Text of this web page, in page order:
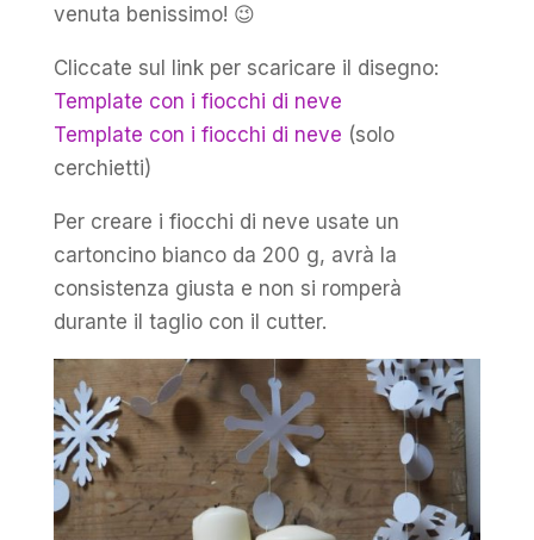
venuta benissimo! 😉
Cliccate sul link per scaricare il disegno:
Template con i fiocchi di neve
Template con i fiocchi di neve (solo
cerchietti)
Per creare i fiocchi di neve usate un
cartoncino bianco da 200 g, avrà la
consistenza giusta e non si romperà
durante il taglio con il cutter.